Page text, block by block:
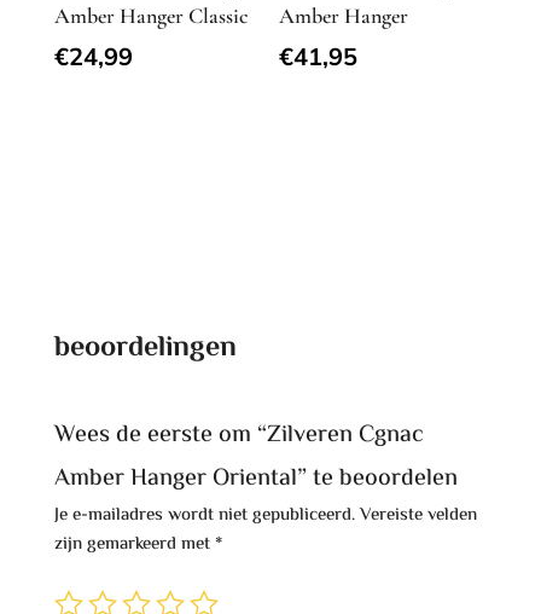
Amber Hanger Classic
€24,99
Amber Hanger
€41,95
beoordelingen
Wees de eerste om “Zilveren Cgnac
Amber Hanger Oriental” te beoordelen
Je e-mailadres wordt niet gepubliceerd.Vereiste velden
zijn gemarkeerd met*